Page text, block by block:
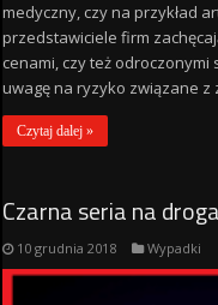
medyczny, czy na przykład
przedstawiciele firm
cenami, czy też odroczonymi
uwagę na ryzyko związane z
Czytaj dalej »
Czarna seria na
10 grudnia 2018 Wypadki